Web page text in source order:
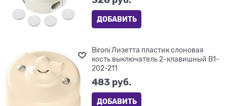
ДОБАВИТЬ
Bironi Лизетта пластик слоновая
кость выключатель 2-клавишный B1-
202-211
483 руб.
ДОБАВИТЬ